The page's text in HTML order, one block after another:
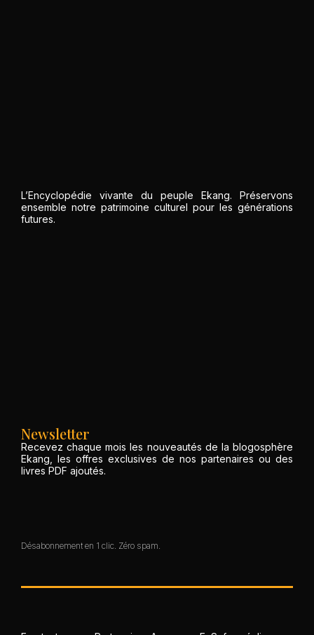
L’Encyclopédie vivante du peuple Ekang. Préservons
ensemble notre patrimoine culturel pour les générations
futures.
Newsletter
Recevez chaque mois les nouveautés de la blogosphère
Ekang, les offres exclusives de nos partenaires ou des
livres PDF ajoutés.
Désabonnement en 1 clic. Zéro spam.